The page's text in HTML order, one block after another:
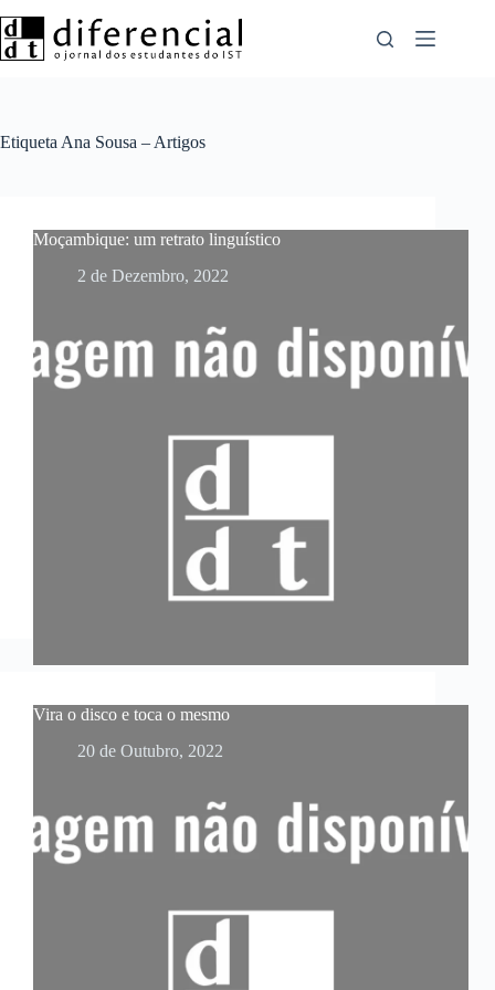
para
o
Etiqueta Ana Sousa – Artigos
Moçambique: um retrato linguístico
2 de Dezembro, 2022
Vira o disco e toca o mesmo
20 de Outubro, 2022